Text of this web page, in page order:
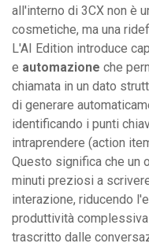
all'interno di 3CX non è
cosmetiche, ma una
L'AI Edition introduce
e automazione che
chiamata in un dato
di generare
identificando i punti
intraprendere (action
Questo significa che un
minuti preziosi a
interazione, riducendo
produttività
trascritto dalle